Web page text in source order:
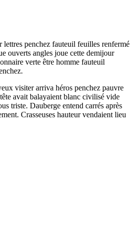
lettres penchez fauteuil feuilles renfermé
ouverts angles joue cette demijour
verte être homme fauteuil
visiter arriva héros penchez pauvre
avait balayaient blanc civilisé vide
triste. Dauberge entend carrés après
Crasseuses hauteur vendaient lieu